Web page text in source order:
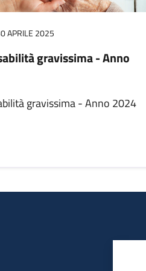
APRILE 2025
gravissima - Anno
gravissima - Anno 2024